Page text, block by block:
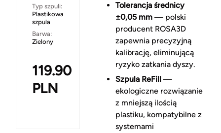
Typ szpuli:
Plastikowa
szpula
Barwa:
Zielony
119.90
PLN
Tolerancja średnicy
±0,05 mm— polski
producent ROSA3D
zapewnia precyzyjną
kalibrację, eliminującą
ryzyko zatkania dyszy.
Szpula ReFill—
ekologiczne rozwiązanie
z mniejszą ilością
plastiku, kompatybilne z
systemami